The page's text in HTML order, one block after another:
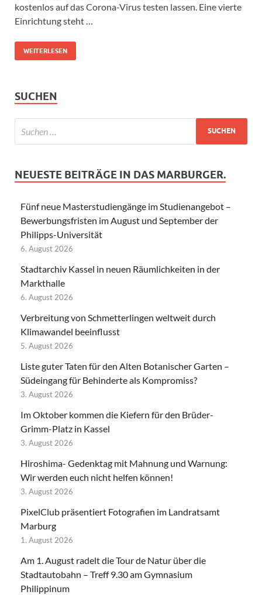
kostenlos auf das Corona-Virus testen lassen. Eine vierte
Einrichtung steht …
WEITERLESEN
SUCHEN
NEUESTE BEITRÄGE IN DAS MARBURGER.
Fünf neue Masterstudiengänge im Studienangebot –
Bewerbungsfristen im August und September der
Philipps-Universität
6. August 2026
Stadtarchiv Kassel in neuen Räumlichkeiten in der
Markthalle
6. August 2026
Verbreitung von Schmetterlingen weltweit durch
Klimawandel beeinflusst
5. August 2026
Liste guter Taten für den Alten Botanischer Garten –
Südeingang für Behinderte als Kompromiss?
3. August 2026
Im Oktober kommen die Kiefern für den Brüder-
Grimm-Platz in Kassel
3. August 2026
Hiroshima- Gedenktag mit Mahnung und Warnung:
Wir werden euch nicht helfen können!
3. August 2026
PixelClub präsentiert Fotografien im Landratsamt
Marburg
1. August 2026
Am 1. August radelt die Tour de Natur über die
Stadtautobahn – Treff 9.30 am Gymnasium
Philippinum